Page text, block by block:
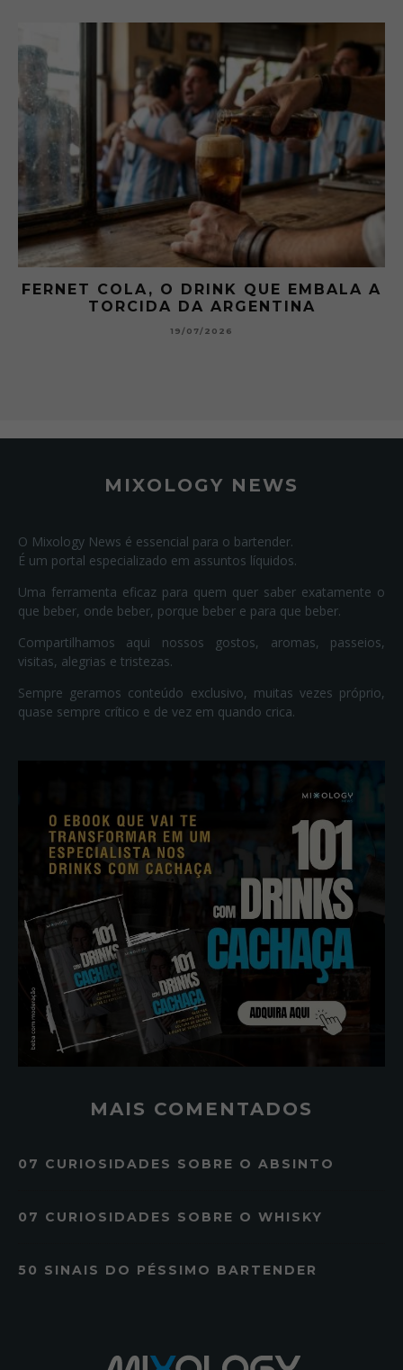
A
GIBSON: O PICLES QUE MUDOU A
HISTÓRIA DOS MARTINI
15/07/2026
MIXOLOGY NEWS
O Mixology News é essencial para o bartender.
É um portal especializado em assuntos líquidos.
Uma ferramenta eficaz para quem quer saber exatamente o
que beber, onde beber, porque beber e para que beber.
Compartilhamos aqui nossos gostos, aromas, passeios,
visitas, alegrias e tristezas.
Sempre geramos conteúdo exclusivo, muitas vezes próprio,
quase sempre crítico e de vez em quando crica.
MAIS COMENTADOS
07 CURIOSIDADES SOBRE O ABSINTO
07 CURIOSIDADES SOBRE O WHISKY
50 SINAIS DO PÉSSIMO BARTENDER